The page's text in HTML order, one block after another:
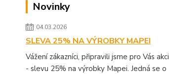
Novinky
04.03.2026
SLEVA 25% NA VÝROBKY MAPEI
Vážení zákazníci, připravili jsme pro Vás akci
- slevu 25% na výrobky Mapei. Jedná se o